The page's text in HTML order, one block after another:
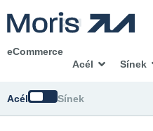
eCommerce
Acél
Sínek
Acél Módosítsd
Sínek